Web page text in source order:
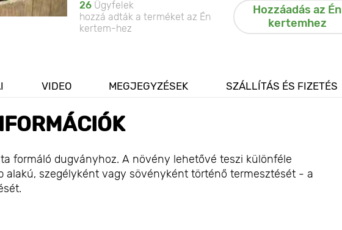
26 Ügyfelek
hozzá adták a terméket az Én
kertem-hez
Hozzáadás az Én
kertemhez
VIDEO MEGJEGYZÉSEK SZÁLLÍTÁS ÉS FIZETÉS
formáló dugványhoz. A növény lehetővé teszi különféle
alakú, szegélyként vagy sövényként történő termesztését - a